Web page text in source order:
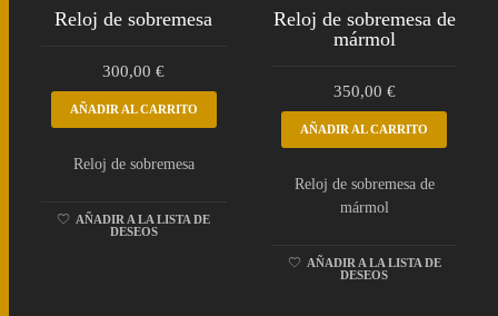
Reloj de sobremesa
300,00€
AÑADIR AL CARRITO
Reloj de sobremesa
AÑADIR A LA LISTA DE
DESEOS
Reloj de sobremesa de
mármol
350,00 €
AÑADIR AL CARRITO
Reloj de sobremesa de
mármol
AÑADIR A LA LISTA DE
DESEOS